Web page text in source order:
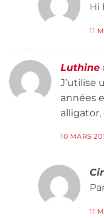
Hi
11
Luthine
J’utilise
années
alligator,
10 MARS
11